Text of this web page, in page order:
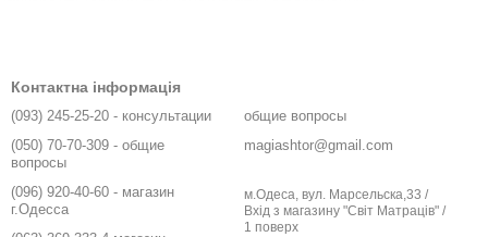
одна над іншою і кріплень. Ламелі провертаються,
офісних і виробничих приміщень.
на тій глибині отвору, де будуть встановлені
в замовленні для комплектування спеціальної
Контактна інформація
(093) 245-25-20 - консультации
(050) 70-70-309 - общие
вопросы
(096) 920-40-60 - магазин
г.Одесса
общие вопросы
magiashtor@gmail.com
м.Одеса, вул. Марсельска,33 /
Вхід з магазину "Світ Матраців" /
1 поверх